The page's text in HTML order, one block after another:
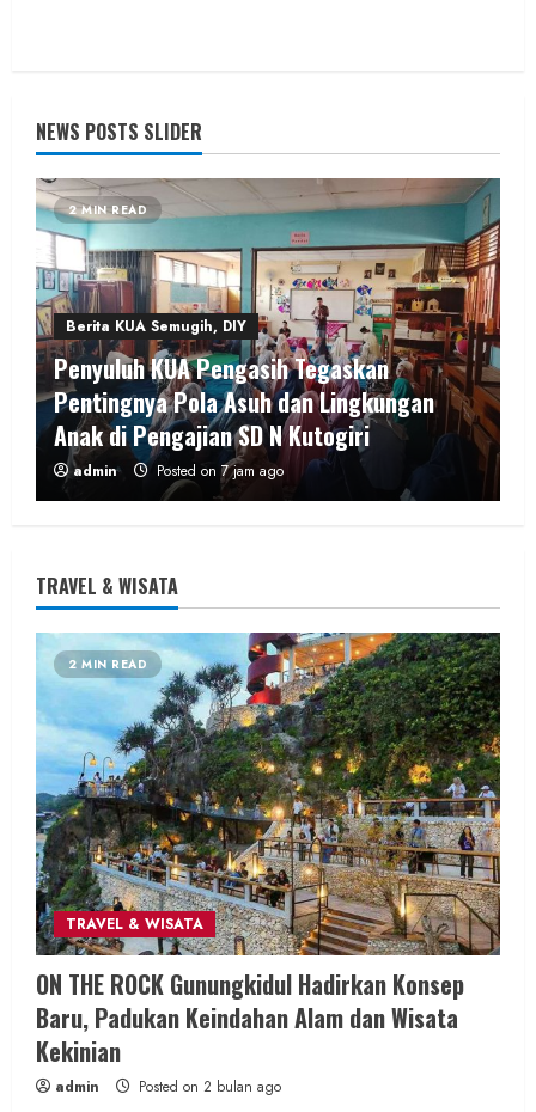
NEWS POSTS SLIDER
2 MIN READ
Berita KUA Semugih, DIY
Penyuluh KUA Pengasih Tegaskan
Pentingnya Pola Asuh dan Lingkungan
Anak di Pengajian SD N Kutogiri
admin Posted on 7 jam ago
Berita KUA Sewon Bantul DIY
KUA Sewon Lakukan Penataan Organisasi,
Jaga Layanan Tetap Optimal
Pascapenugasan Pegawai
admin Posted on 12 jam ago
2 MIN READ
Berita Daerah SOSIAL
Di Tengah Kemarau Panjang dan Kendala
PDAM, Aksi Sosial Wartajogja dan Donatur
Penuhi Kebutuhan Air Warga
TRAVEL & WISATA
2 MIN READ
TRAVEL & WISATA
ON THE ROCK Gunungkidul Hadirkan Konsep
Baru, Padukan Keindahan Alam dan Wisata
Kekinian
admin Posted on 2 bulan ago